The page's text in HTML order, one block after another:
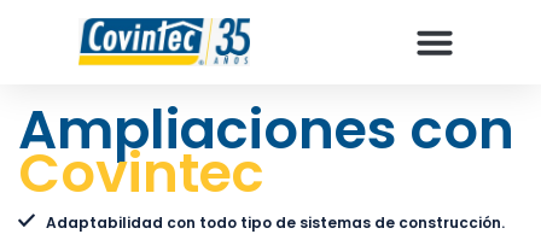
Ampliaciones con
Covintec
Adaptabilidad con todo tipo de sistemas de construcción.